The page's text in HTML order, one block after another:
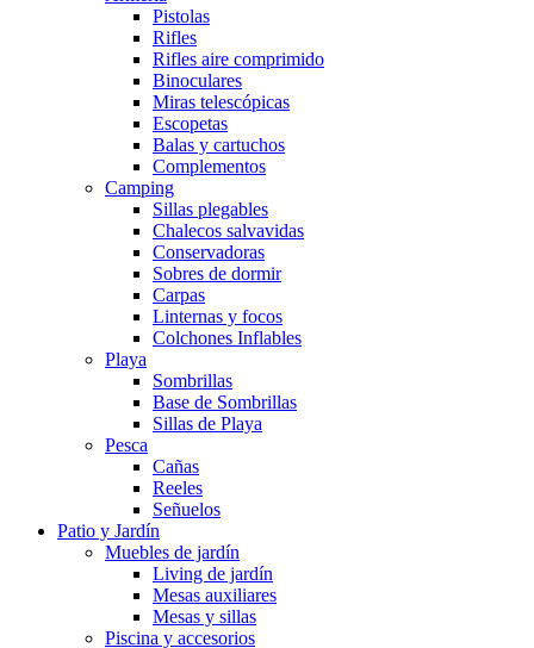
Pistolas
Rifles
Rifles aire comprimido
Binoculares
Miras telescópicas
Escopetas
Balas y cartuchos
Complementos
Camping
Sillas plegables
Chalecos salvavidas
Conservadoras
Sobres de dormir
Carpas
Linternas y focos
Colchones Inflables
Playa
Sombrillas
Base de Sombrillas
Sillas de Playa
Pesca
Cañas
Reeles
Señuelos
Patio y Jardín
Muebles de jardín
Living de jardín
Mesas auxiliares
Mesas y sillas
Piscina y accesorios